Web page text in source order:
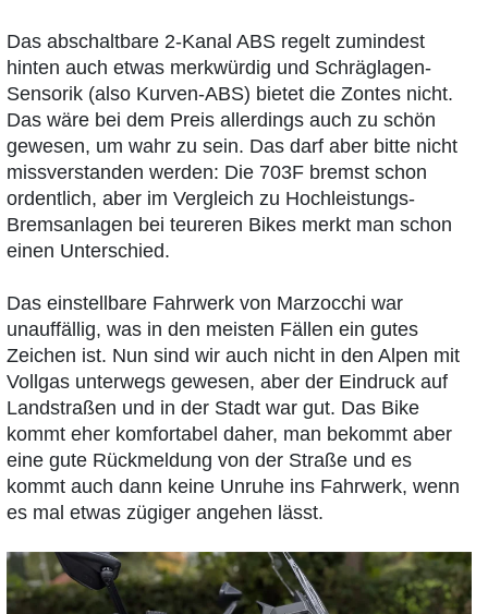
Das abschaltbare 2-Kanal ABS regelt zumindest
hinten auch etwas merkwürdig und Schräglagen-
Sensorik (also Kurven-ABS) bietet die Zontes nicht.
Das wäre bei dem Preis allerdings auch zu schön
gewesen, um wahr zu sein. Das darf aber bitte nicht
missverstanden werden: Die 703F bremst schon
ordentlich, aber im Vergleich zu Hochleistungs-
Bremsanlagen bei teureren Bikes merkt man schon
einen Unterschied.
Das einstellbare Fahrwerk von Marzocchi war
unauffällig, was in den meisten Fällen ein gutes
Zeichen ist. Nun sind wir auch nicht in den Alpen mit
Vollgas unterwegs gewesen, aber der Eindruck auf
Landstraßen und in der Stadt war gut. Das Bike
kommt eher komfortabel daher, man bekommt aber
eine gute Rückmeldung von der Straße und es
kommt auch dann keine Unruhe ins Fahrwerk, wenn
es mal etwas zügiger angehen lässt.